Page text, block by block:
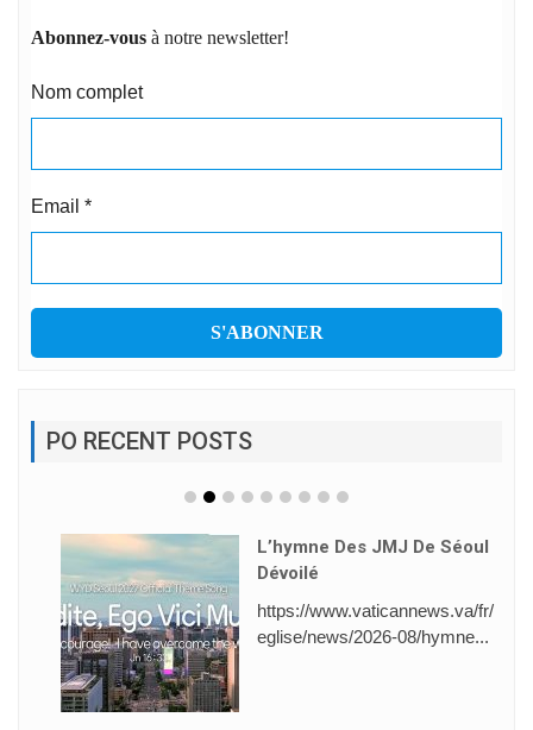
Abonnez-vous à notre newsletter!
Nom complet
Email *
PO RECENT POSTS
L’hymne Des JMJ De Séoul
Dévoilé
https://www.vaticannews.va/fr/
eglise/news/2026-08/hymne...